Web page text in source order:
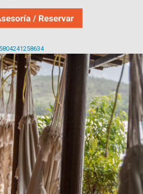
5804241258634